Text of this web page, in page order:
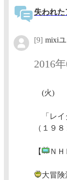
失われた
[9] mixi
2016
(火)
「レイ
（１９
【 ＮＨ
大冒険